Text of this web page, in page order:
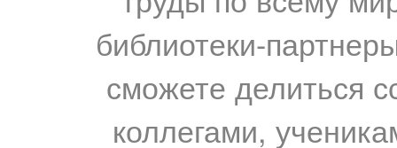
библиотеки-
сможете делиться
коллегами,